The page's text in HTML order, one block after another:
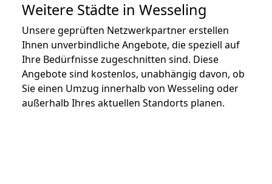
Weitere Städte in Wesseling
Unsere geprüften Netzwerkpartner erstellen
Ihnen unverbindliche Angebote, die speziell auf
Ihre Bedürfnisse zugeschnitten sind. Diese
Angebote sind kostenlos, unabhängig davon, ob
Sie einen Umzug innerhalb von Wesseling oder
außerhalb Ihres aktuellen Standorts planen.